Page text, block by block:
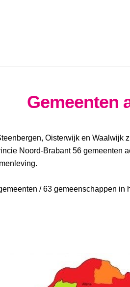
Gemeenten
Oisterwijk en Waalwijk
Noord-Brabant 56 gemeenten
/ 63 gemeenschappen